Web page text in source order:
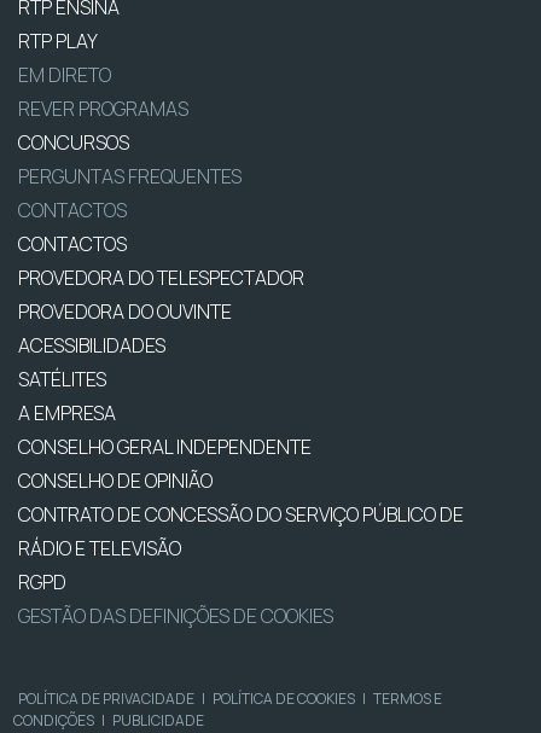
RTP ENSINA
RTP PLAY
EM DIRETO
REVER PROGRAMAS
CONCURSOS
PERGUNTAS FREQUENTES
CONTACTOS
CONTACTOS
PROVEDORA DO TELESPECTADOR
PROVEDORA DO OUVINTE
ACESSIBILIDADES
SATÉLITES
A EMPRESA
CONSELHO GERAL INDEPENDENTE
CONSELHO DE OPINIÃO
CONTRATO DE CONCESSÃO DO SERVIÇO PÚBLICO DE
RÁDIO E TELEVISÃO
RGPD
GESTÃO DAS DEFINIÇÕES DE COOKIES
POLÍTICA DE PRIVACIDADE | POLÍTICA DE COOKIES | TERMOS E
CONDIÇÕES | PUBLICIDADE